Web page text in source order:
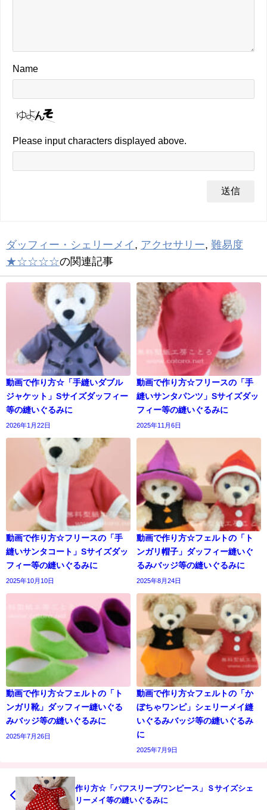
Name
Please input characters displayed above.
ダッフィー・シェリーメイ , アクセサリー, 難易度
★☆☆☆☆の関連記事
動画で作り方☆「手縫いダブル
ジャケット」Sサイズダッフィー
等の縫いぐるみに
2026年1月22日
動画で作り方☆フリースの「手
縫いサンタパンツ」Sサイズダッ
フィー等の縫いぐるみに
2025年11月6日
動画で作り方☆フリースの「手
縫いサンタコート」Sサイズダッ
フィー等の縫いぐるみに
2025年10月10日
動画で作り方☆フェルトの「ト
ンガリ帽子」ダッフィー縫いぐ
るみバッジ等の縫いぐるみに
2025年8月24日
動画で作り方☆フェルトの「ト
ンガリ靴」ダッフィー縫いぐる
みバッジ等の縫いぐるみに
2025年7月26日
動画で作り方☆フェルトの「か
ぼちゃワンピ」シェリーメイ縫
いぐるみバッジ等の縫いぐるみ
に
2025年7月9日
作り方☆「パフスリーブワンピース」Ｓサイズシェ
リーメイ等の縫いぐるみに